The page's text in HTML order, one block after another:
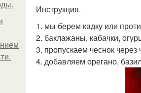
Инструкция.
1. мы берем кадку или
2. баклажаны, кабачки,
3. пропускаем чеснок через
4. добавляем орегано,